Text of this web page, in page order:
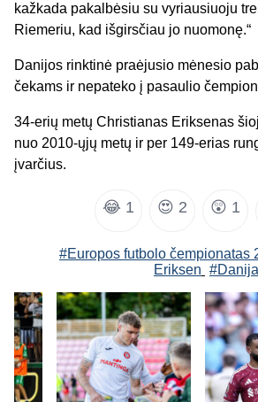
kažkada pakalbėsiu su vyriausiuoju
Riemeriu, kad išgirsčiau jo nuomonę.“
Danijos rinktinė praėjusio mėnesio
čekams ir nepateko į pasaulio
34-erių metų Christianas Eriksenas
nuo 2010-ųjų metų ir per 149-erias
įvarčius.
😂 1 😍 2 😲 1
#Europos futbolo čempionatas
Eriksen #Danija